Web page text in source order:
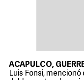
ACAPULCO,
Luis Fonsi,